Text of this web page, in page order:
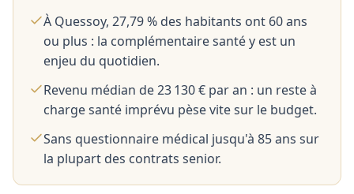
À Quessoy, 27,79 % des habitants ont 60 ans
ou plus : la complémentaire santé y est un
enjeu du quotidien.
Revenu médian de 23 130 € par an : un reste à
charge santé imprévu pèse vite sur le budget.
Sans questionnaire médical jusqu'à 85 ans sur
la plupart des contrats senior.